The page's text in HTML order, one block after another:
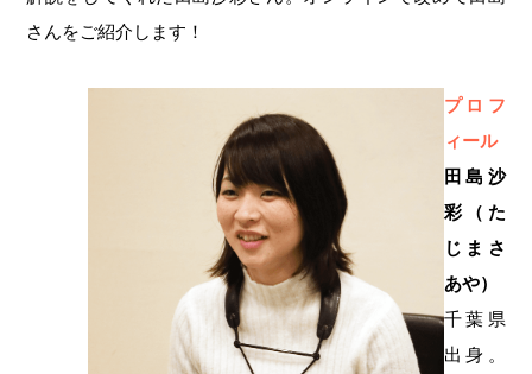
さんをご紹介します！
プロフ
ィール
田島沙
彩（た
じまさ
あや）
千葉県
出身。